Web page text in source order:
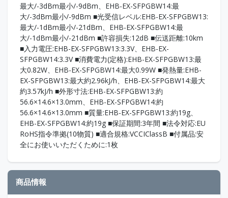
最大/-3dBm最小/-9dBm、EHB-EX-SFPGBW14:最
大/-3dBm最小/-9dBm ■光受信レベル:EHB-EX-SFPGBW13:
最大/-1dBm最小/-21dBm、EHB-EX-SFPGBW14:最
大/-1dBm最小/-21dBm ■許容損失:12dB ■伝送距離:10km
■入力電圧:EHB-EX-SFPGBW13:3.3V、EHB-EX-
SFPGBW14:3.3V ■消費電力(定格):EHB-EX-SFPGBW13:最
大0.82W、EHB-EX-SFPGBW14:最大0.99W ■発熱量:EHB-
EX-SFPGBW13:最大約2.96kJ/h、EHB-EX-SFPGBW14:最大
約3.57kJ/h ■外形寸法:EHB-EX-SFPGBW13:約
56.6×14.6×13.0mm、EHB-EX-SFPGBW14:約
56.6×14.6×13.0mm ■質量:EHB-EX-SFPGBW13:約19g、
EHB-EX-SFPGBW14:約19g ■保証期間:3年間 ■法令対応:EU
RoHS指令準拠(10物質) ■適合規格:VCCIClassB ■付属品:安
全にお使いいただくために:1枚
商品情報